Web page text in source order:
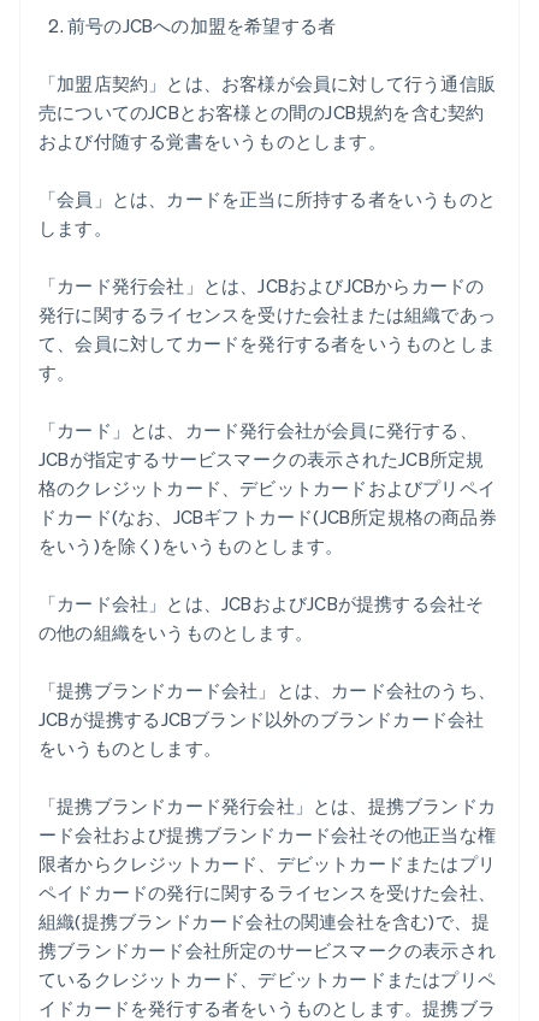
前号のJCBへの加盟を希望する者
「加盟店契約」とは、お客様が会員に対して行う通信販
売についてのJCBとお客様との間のJCB規約を含む契約
および付随する覚書をいうものとします。
「会員」とは、カードを正当に所持する者をいうものと
します。
「カード発行会社」とは、JCBおよびJCBからカードの
発行に関するライセンスを受けた会社または組織であっ
て、会員に対してカードを発行する者をいうものとしま
す。
「カード」とは、カード発行会社が会員に発行する、
JCBが指定するサービスマークの表示されたJCB所定規
格のクレジットカード、デビットカードおよびプリペイ
ドカード(なお、JCBギフトカード(JCB所定規格の商品券
をいう)を除く)をいうものとします。
「カード会社」とは、JCBおよびJCBが提携する会社そ
の他の組織をいうものとします。
「提携ブランドカード会社」とは、カード会社のうち、
JCBが提携するJCBブランド以外のブランドカード会社
をいうものとします。
「提携ブランドカード発行会社」とは、提携ブランドカ
ード会社および提携ブランドカード会社その他正当な権
限者からクレジットカード、デビットカードまたはプリ
ペイドカードの発行に関するライセンスを受けた会社、
組織(提携ブランドカード会社の関連会社を含む)で、提
携ブランドカード会社所定のサービスマークの表示され
ているクレジットカード、デビットカードまたはプリペ
イドカードを発行する者をいうものとします。提携ブラ